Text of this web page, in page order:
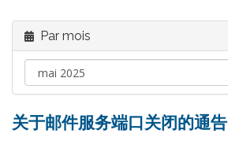
Par mois
关于邮件服务端口关闭的通告